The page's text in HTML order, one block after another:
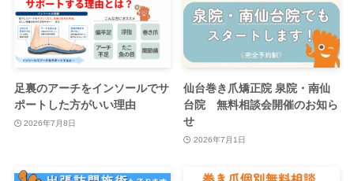
足裏のアーチをインソールでサ
ポートした方がいい理由
2026年7月8日
仙台巻き爪矯正院 泉院・南仙
台院 無料相談会開催のお知ら
せ
2026年7月1日